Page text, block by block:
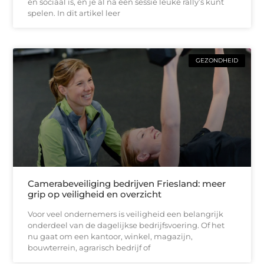
spelen. In dit artikel leer
GEZONDHEID
Camerabeveiliging bedrijven Friesland: meer
grip op veiligheid en overzicht
Voor veel ondernemers is veiligheid een belangrijk
onderdeel van de dagelijkse bedrijfsvoering. Of het
nu gaat om een kantoor, winkel, magazijn,
bouwterrein, agrarisch bedrijf of